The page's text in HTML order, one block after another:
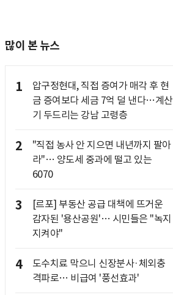
많이 본 뉴스
1
압구정현대, 직접 증여가 매각 후 현
금 증여보다 세금 7억 덜 낸다…계산
기 두드리는 강남 고령층
2
"직접 농사 안 지으면 내년까지 팔아
라"… 양도세 중과에 떨고 있는
6070
3
[르포] 부동산 공급 대책에 뜨거운
감자된 '용산공원'… 시민들은 "녹지
지켜야"
4
도수치료 막으니 신장분사·체외충
격파로… 비급여 '풍선효과'